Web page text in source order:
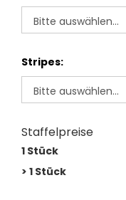
Stripes:
Staffelpreise
1 Stück
> 1 Stück